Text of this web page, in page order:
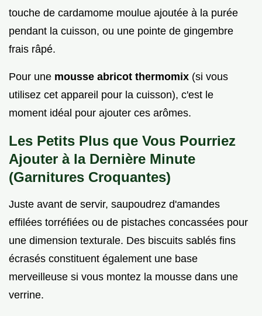
touche de cardamome moulue ajoutée à la purée
pendant la cuisson, ou une pointe de gingembre
frais râpé.
Pour une mousse abricot thermomix (si vous
utilisez cet appareil pour la cuisson), c'est le
moment idéal pour ajouter ces arômes.
Les Petits Plus que Vous Pourriez
Ajouter à la Dernière Minute
(Garnitures Croquantes)
Juste avant de servir, saupoudrez d'amandes
effilées torréfiées ou de pistaches concassées pour
une dimension texturale. Des biscuits sablés fins
écrasés constituent également une base
merveilleuse si vous montez la mousse dans une
verrine.